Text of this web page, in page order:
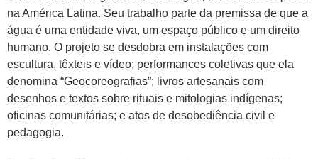
na América Latina. Seu trabalho parte da premissa de que a
água é uma entidade viva, um espaço público e um direito
humano. O projeto se desdobra em instalações com
escultura, têxteis e vídeo; performances coletivas que ela
denomina “Geocoreografias”; livros artesanais com
desenhos e textos sobre rituais e mitologias indígenas;
oficinas comunitárias; e atos de desobediência civil e
pedagogia.